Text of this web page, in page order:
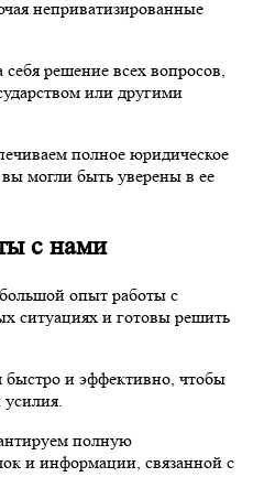
неприватизированные
решение всех вопросов,
или другими
полное юридическое
могли быть уверены в ее
с нами
опыт работы с
ситуациях и готовы решить
и эффективно, чтобы
полную
и информации, связанной с